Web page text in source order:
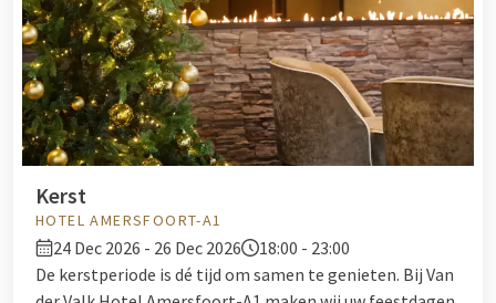
Kerst
HOTEL AMERSFOORT-A1
24 Dec 2026 - 26 Dec 2026
18:00 - 23:00
De kerstperiode is dé tijd om samen te genieten. Bij Van